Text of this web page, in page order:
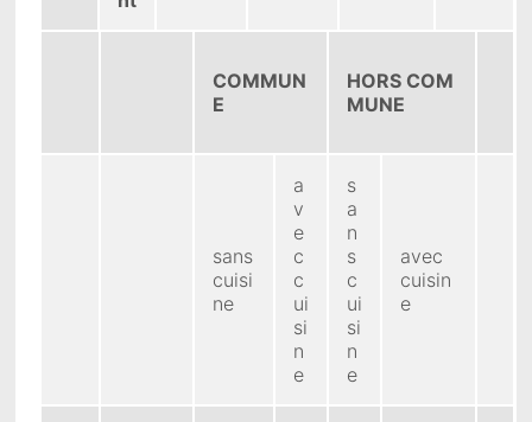
COMMUN
E
HORS COM
MUNE
sans
cuisi
ne
a
v
e
c
c
ui
si
n
e
s
a
n
s
c
ui
si
n
e
avec
cuisin
e